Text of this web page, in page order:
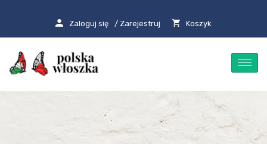
Zaloguj się / Zarejestruj Koszyk